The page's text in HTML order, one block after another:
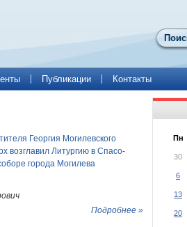
Поиск
Публикации Контакты
Георгия Могилевского
возглавил Литургию в Спасо-
города Могилева
Подробнее »
Пн
30
6
13
20